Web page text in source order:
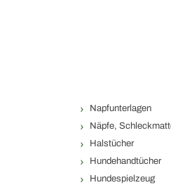
Napfunterlagen
Näpfe,
Halstücher
Hundehandtücher
Hundespielzeug